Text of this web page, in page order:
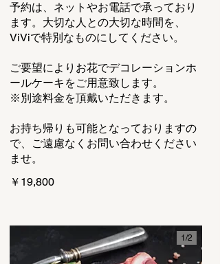
予約は、ネットやお電話で承っており
ます。大切な人との大切な時間を、
ViViで特別なものにしてください。
ご要望によりお花でデコレーションホ
ールケーキをご用意致します。
※別途料金を頂戴いただきます。
お持ち帰りも可能となっておりますの
で、ご遠慮なくお問い合わせください
ませ。
￥19,800
1/2